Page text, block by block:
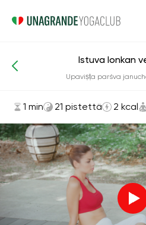
Asanat ja harjoitukset
Istuva lonkan
Upaviṣṭa parśva
1 min 21 pistettä 2 kcal